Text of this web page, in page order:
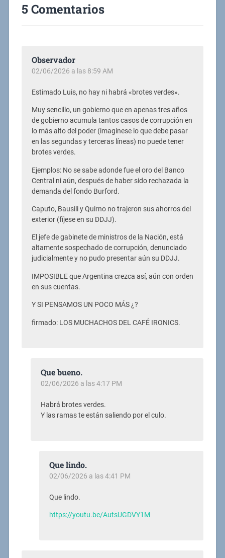
5 Comentarios
Observador
02/06/2026 a las 8:59 AM
Estimado Luis, no hay ni habrá «brotes verdes».
Muy sencillo, un gobierno que en apenas tres años
de gobierno acumula tantos casos de corrupción en
lo más alto del poder (imagínese lo que debe pasar
en las segundas y terceras líneas) no puede tener
brotes verdes.
Ejemplos: No se sabe adonde fue el oro del Banco
Central ni aún, después de haber sido rechazada la
demanda del fondo Burford.
Caputo, Bausili y Quirno no trajeron sus ahorros del
exterior (fíjese en su DDJJ).
El jefe de gabinete de ministros de la Nación, está
altamente sospechado de corrupción, denunciado
judicialmente y no pudo presentar aún su DDJJ.
IMPOSIBLE que Argentina crezca así, aún con orden
en sus cuentas.
Y SI PENSAMOS UN POCO MÁS ¿?
firmado: LOS MUCHACHOS DEL CAFÉ IRONICS.
Que bueno.
02/06/2026 a las 4:17 PM
Habrá brotes verdes.
Y las ramas te están saliendo por el culo.
Que lindo.
02/06/2026 a las 4:41 PM
Que lindo.
https://youtu.be/AutsUGDVY1M